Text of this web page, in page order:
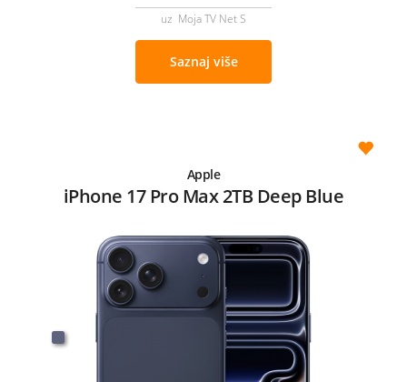
uz Moja TV Net S
Saznaj više
Apple
iPhone 17 Pro Max 2TB Deep Blue